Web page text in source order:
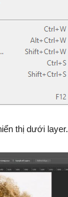
thị dưới layer.